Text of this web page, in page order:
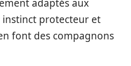
adaptés aux
protecteur et
font des compagnons